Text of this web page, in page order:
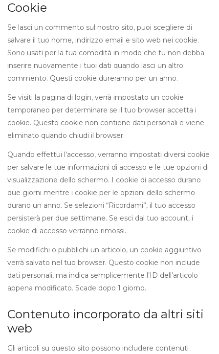
Cookie
Se lasci un commento sul nostro sito, puoi scegliere di
salvare il tuo nome, indirizzo email e sito web nei cookie.
Sono usati per la tua comodità in modo che tu non debba
inserire nuovamente i tuoi dati quando lasci un altro
commento. Questi cookie dureranno per un anno.
Se visiti la pagina di login, verrà impostato un cookie
temporaneo per determinare se il tuo browser accetta i
cookie. Questo cookie non contiene dati personali e viene
eliminato quando chiudi il browser.
Quando effettui l’accesso, verranno impostati diversi cookie
per salvare le tue informazioni di accesso e le tue opzioni di
visualizzazione dello schermo. I cookie di accesso durano
due giorni mentre i cookie per le opzioni dello schermo
durano un anno. Se selezioni “Ricordami”, il tuo accesso
persisterà per due settimane. Se esci dal tuo account, i
cookie di accesso verranno rimossi.
Se modifichi o pubblichi un articolo, un cookie aggiuntivo
verrà salvato nel tuo browser. Questo cookie non include
dati personali, ma indica semplicemente l’ID dell’articolo
appena modificato. Scade dopo 1 giorno.
Contenuto incorporato da altri siti
web
Gli articoli su questo sito possono includere contenuti